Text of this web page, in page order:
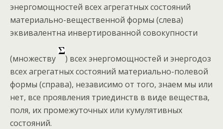
энергомощностей всех агрегатных состояний
материально-вещественной формы (слева)
эквивалентна инвертированной совокупности
(множеству
) всех энергомощностей и энергодоз
всех агрегатных состояний материально-полевой
формы (справа), независимо от того, знаем мы или
нет, все проявления триединств в виде вещества,
поля, их промежуточных или кумулятивных
состояний.